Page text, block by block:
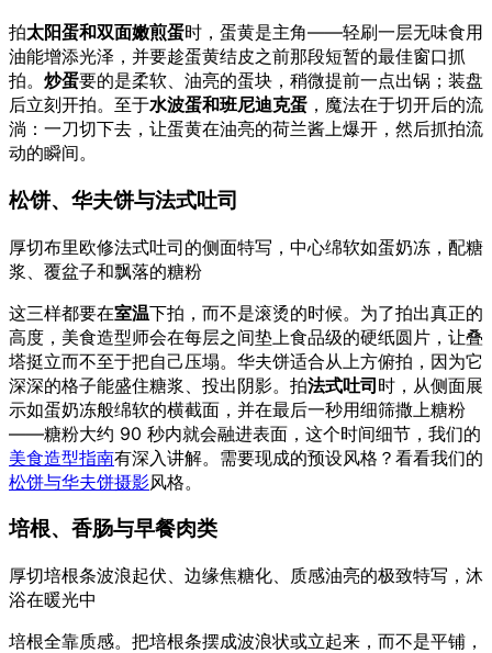
拍太阳蛋和双面嫩煎蛋时，蛋黄是主角——轻刷一层无味食用
油能增添光泽，并要趁蛋黄结皮之前那段短暂的最佳窗口抓
拍。 炒蛋要的是柔软、油亮的蛋块，稍微提前一点出锅；装盘
后立刻开拍。至于水波蛋和班尼迪克蛋 ，魔法在于切开后的流
淌：一刀切下去，让蛋黄在油亮的荷兰酱上爆开，然后抓拍流
动的瞬间。
松饼、华夫饼与法式吐司
厚切布里欧修法式吐司的侧面特写，中心绵软如蛋奶冻，配糖
浆、覆盆子和飘落的糖粉
这三样都要在室温下拍，而不是滚烫的时候。为了拍出真正的
高度，美食造型师会在每层之间垫上食品级的硬纸圆片，让叠
塔挺立而不至于把自己压塌。华夫饼适合从上方俯拍，因为它
深深的格子能盛住糖浆、投出阴影。拍法式吐司时，从侧面展
示如蛋奶冻般绵软的横截面，并在最后一秒用细筛撒上糖粉
——糖粉大约 90 秒内就会融进表面，这个时间细节，我们的
美食造型指南有深入讲解。需要现成的预设风格？看看我们的
松饼与华夫饼摄影风格。
培根、香肠与早餐肉类
厚切培根条波浪起伏、边缘焦糖化、质感油亮的极致特写，沐
浴在暖光中
培根全靠质感。把培根条摆成波浪状或立起来，而不是平铺，